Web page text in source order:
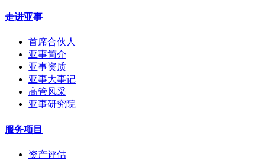
走进亚事
首席合伙人
亚事简介
亚事资质
亚事大事记
高管风采
亚事研究院
服务项目
资产评估